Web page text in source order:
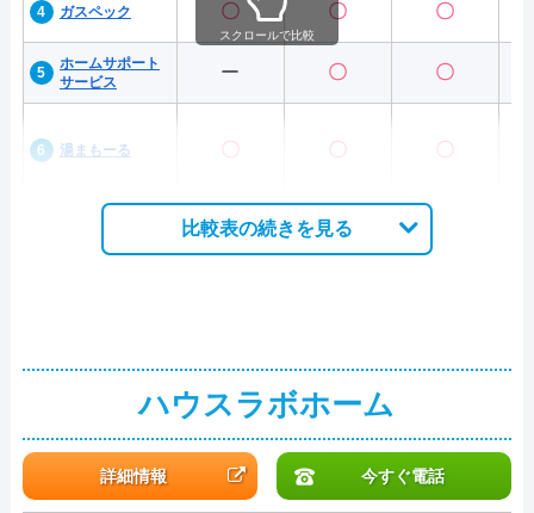
ガスペック 〇 〇 〇
ホームサポート
サービス
ー 〇 〇
湯まもーる 〇 〇 〇
スクロールで比較
比較表の続きを見る
ハウスラボホーム
詳細情報 今すぐ電話